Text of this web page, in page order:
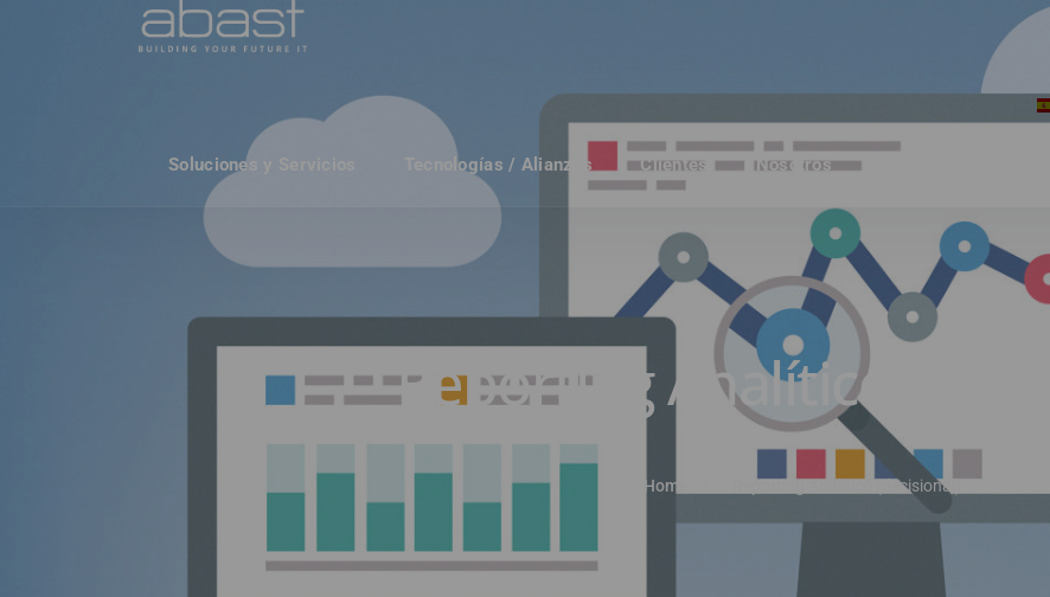
Soluciones y Servicios Tecnologías / Alianzas Clientes Nosotros
Reporting Analítico
Home Reporting Analítico (decisional)